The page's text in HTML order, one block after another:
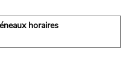
horaires